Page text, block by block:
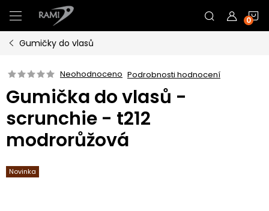
na
obsah
Gumičky do vlasů
Neohodnoceno Podrobnosti hodnocení
Gumička do vlasů -
scrunchie - t212
modrorůžová
Novinka